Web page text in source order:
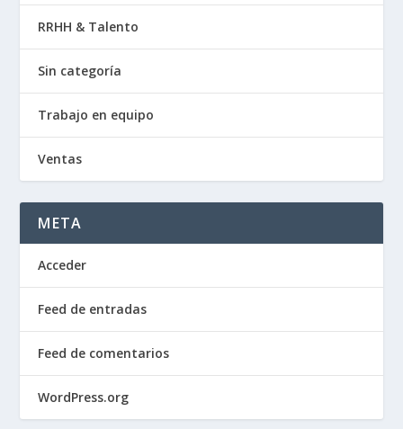
RRHH & Talento
Sin categoría
Trabajo en equipo
Ventas
META
Acceder
Feed de entradas
Feed de comentarios
WordPress.org